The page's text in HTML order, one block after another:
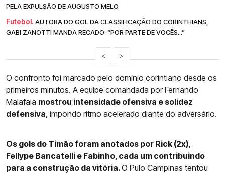
PELA EXPULSÃO DE AUGUSTO MELO
Futebol. AUTORA DO GOL DA CLASSIFICAÇÃO DO CORINTHIANS,
GABI ZANOTTI MANDA RECADO: “POR PARTE DE VOCÊS...”
< >
O confronto foi marcado pelo domínio corintiano desde os
primeiros minutos. A equipe comandada por Fernando
Malafaia mostrou intensidade ofensiva e solidez
defensiva , impondo ritmo acelerado diante do adversário.
Os gols do Timão foram anotados por Rick (2x),
Fellype Bancatelli e Fabinho, cada um contribuindo
para a construção da vitória.O Pulo Campinas tentou